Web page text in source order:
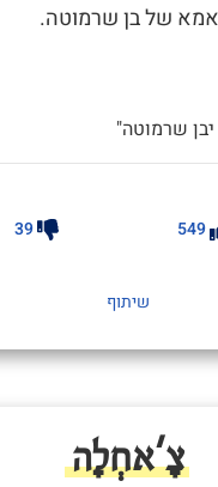
שרמוטה"
549
39
שיתוף
צָ'אחְלָה